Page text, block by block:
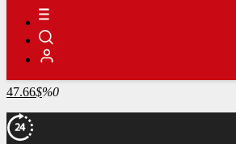
RİPPLE
49.18
%-2.3
TETHER
47.66$%0